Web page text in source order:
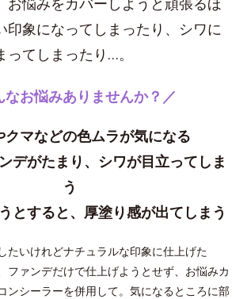
印象になってしまったり、シワに
ってしまったり…。
なお悩みありませんか？／
クマなどの色ムラが気になる
デがたまり、シワが目立ってしま
う
とすると、厚塗り感が出てしまう
たいけれどナチュラルな印象に仕上げた
ファンデだけで仕上げようとせず、お悩みカ
ンシーラーを併用して。気になるところに部